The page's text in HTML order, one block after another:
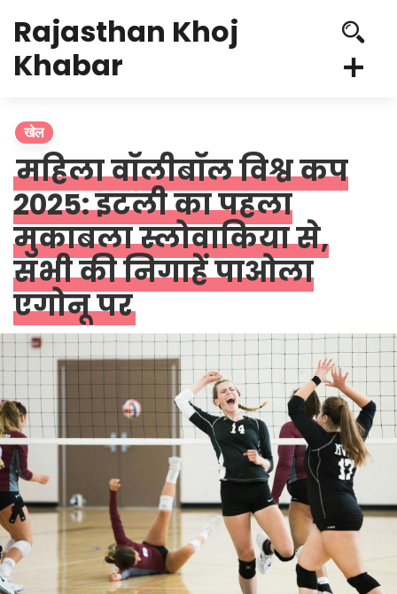
Rajasthan Khoj
Khabar
खेल
महिला वॉलीबॉल विश्व कप
2025: इटली का पहला
मुकाबला स्लोवाकिया से,
सभी की निगाहें पाओला
एगोनू पर